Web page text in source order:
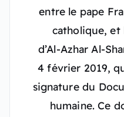
entre le pape
catholique, et
d’Al-Azhar Al-
4 février 2019,
signature du
humaine. Ce